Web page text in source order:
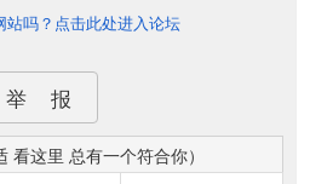
站吗？点击此处进入论坛
举 报
看这里 总有一个符合你）